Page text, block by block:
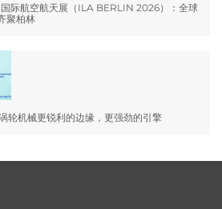
际航空航天展（ILA BERLIN 2026）：全球
聚柏林
轮机械更锐利的边缘，更强劲的引擎